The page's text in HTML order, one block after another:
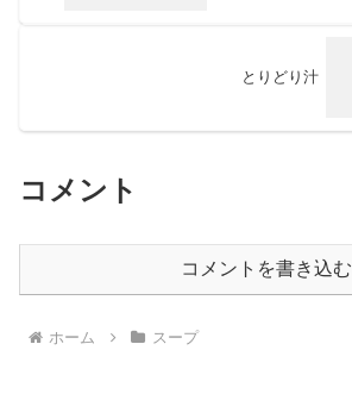
とりどり汁
コメント
コメントを書き込む
ホーム スープ